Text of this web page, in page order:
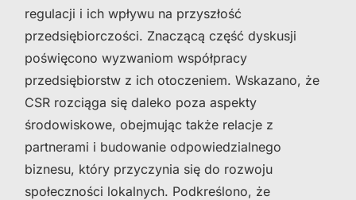
regulacji i ich wpływu na przyszłość
przedsiębiorczości. Znaczącą część dyskusji
poświęcono wyzwaniom współpracy
przedsiębiorstw z ich otoczeniem. Wskazano, że
CSR rozciąga się daleko poza aspekty
środowiskowe, obejmując także relacje z
partnerami i budowanie odpowiedzialnego
biznesu, który przyczynia się do rozwoju
społeczności lokalnych. Podkreślono, że